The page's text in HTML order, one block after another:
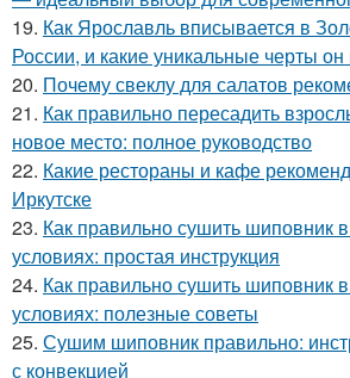
19. Как Ярославль вписывается в
России, и какие уникальные черты он
20. Почему свеклу для салатов
21. Как правильно пересадить
новое место: полное руководство
22. Какие рестораны и кафе
Иркутске
23. Как правильно сушить шиповник
условиях: простая инструкция
24. Как правильно сушить шиповник
условиях: полезные советы
25. Сушим шиповник правильно:
с конвекцией